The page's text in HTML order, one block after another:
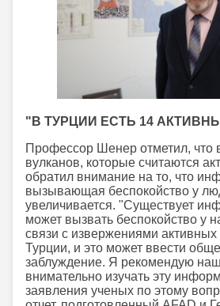
"В ТУРЦИИ ЕСТЬ 14
Профессор Шенер отметил, что
вулканов, которые считаются
обратил внимание на то, что
вызывающая беспокойство у
увеличивается. "Существует
может вызвать беспокойство у
связи с извержениями активных
Турции, и это может ввести
заблуждение. Я рекомендую
внимательно изучать эту
заявления ученых по этому